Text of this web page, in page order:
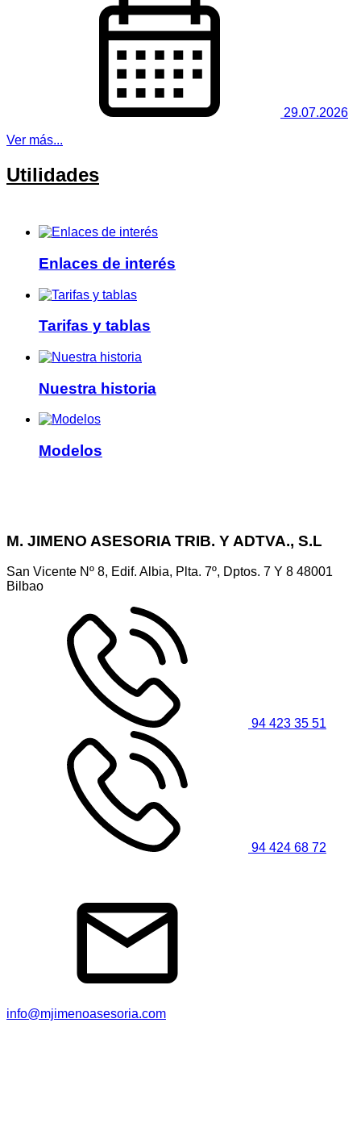
29.07.2026
Ver más...
Utilidades
Enlaces de interés
Tarifas y tablas
Nuestra historia
Modelos
M. JIMENO ASESORIA TRIB. Y ADTVA., S.L
San Vicente Nº 8, Edif. Albia, Plta. 7º, Dptos. 7 Y 8 48001
Bilbao
94 423 35 51
94 424 68 72
info@mjimenoasesoria.com